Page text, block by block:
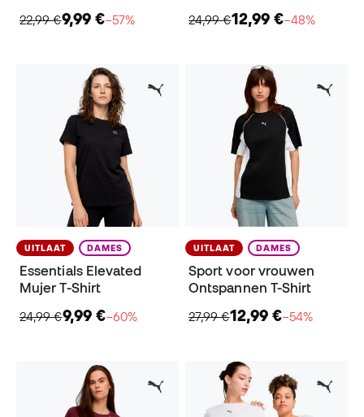
22,99 €9,99 €−57%
24,99 €12,99 €−48%
UITLAAT DAMES
Essentials Elevated
Mujer T-Shirt
24,99 €9,99 €−60%
UITLAAT DAMES
Sport voor vrouwen
Ontspannen T-Shirt
27,99 €12,99 €−54%